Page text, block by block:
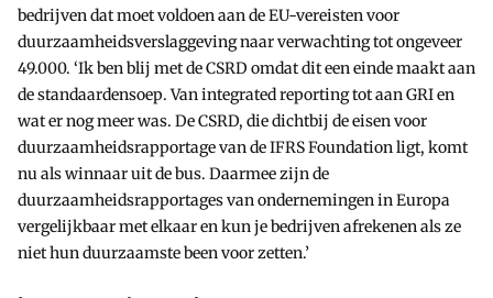
bedrijven dat moet voldoen aan de EU-vereisten voor
duurzaamheidsverslaggeving naar verwachting tot ongeveer
49.000. ‘Ik ben blij met de CSRD omdat dit een einde maakt aan
de standaardensoep. Van integrated reporting tot aan GRI en
wat er nog meer was. De CSRD, die dichtbij de eisen voor
duurzaamheidsrapportage van de IFRS Foundation ligt, komt
nu als winnaar uit de bus. Daarmee zijn de
duurzaamheidsrapportages van ondernemingen in Europa
vergelijkbaar met elkaar en kun je bedrijven afrekenen als ze
niet hun duurzaamste been voor zetten.’